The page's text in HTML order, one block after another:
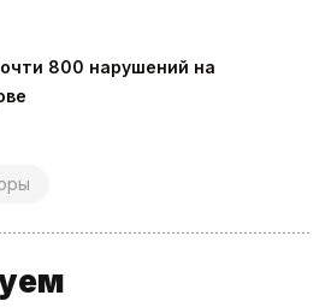
800 нарушений на